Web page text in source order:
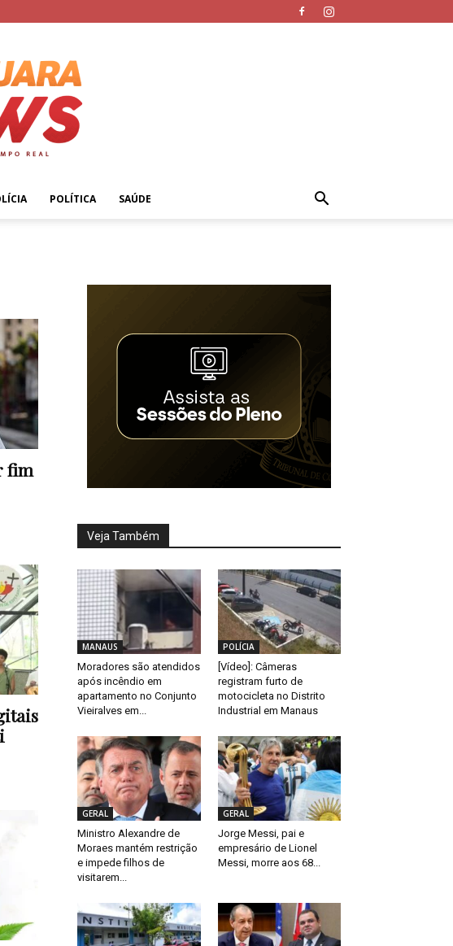
POLÍTICA SAÚDE
fim
Veja Também
MANAUS
Moradores são atendidos
após incêndio em
apartamento no Conjunto
Vieiralves em...
POLÍCIA
[Vídeo]: Câmeras
registram furto de
motocicleta no Distrito
Industrial em Manaus
GERAL
Ministro Alexandre de
Moraes mantém restrição
e impede filhos de
visitarem...
GERAL
Jorge Messi, pai e
empresário de Lionel
Messi, morre aos 68...